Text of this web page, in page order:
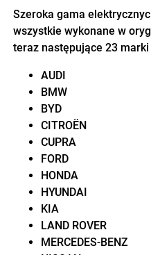
Szeroka gama
wszystkie wykonane w
teraz następujące 23
AUDI
BMW
BYD
CITROËN
CUPRA
FORD
HONDA
HYUNDAI
KIA
LAND ROVER
MERCEDES-BENZ